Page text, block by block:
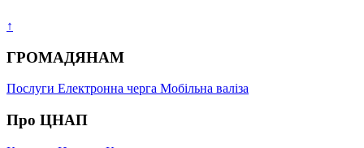
↑
ГРОМАДЯНАМ
Послуги Електронна черга Мобільна валіза
Про ЦНАП